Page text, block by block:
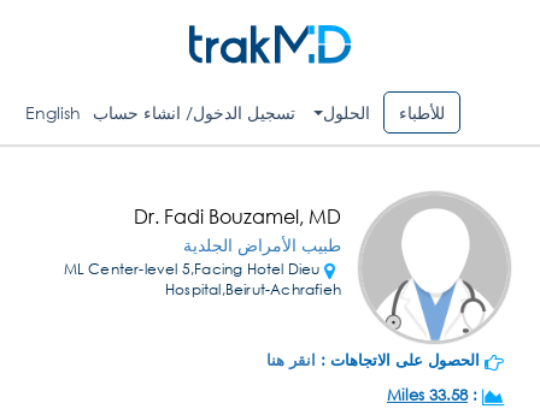
للأطباء الحلول تسجيل الدخول/ انشاء حساب English
Dr. Fadi Bouzamel, MD
طبيب الأمراض الجلدية
ML Center-level 5,Facing Hotel Dieu
Hospital,Beirut-Achrafieh
الحصول على الاتجاهات : انقر هنا
:
33.58 Miles